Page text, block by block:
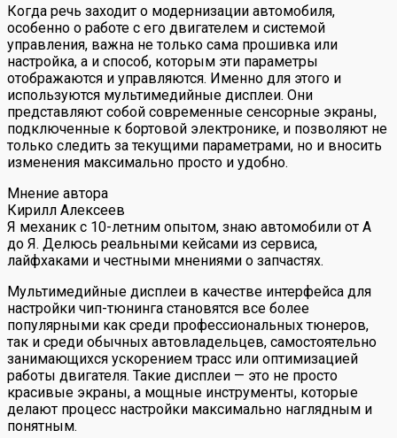
Когда речь заходит о модернизации автомобиля,
особенно о работе с его двигателем и системой
управления, важна не только сама прошивка или
настройка, а и способ, которым эти параметры
отображаются и управляются. Именно для этого и
используются мультимедийные дисплеи. Они
представляют собой современные сенсорные экраны,
подключенные к бортовой электронике, и позволяют не
только следить за текущими параметрами, но и вносить
изменения максимально просто и удобно.
Мнение автора
Кирилл Алексеев
Я механик с 10-летним опытом, знаю автомобили от А
до Я. Делюсь реальными кейсами из сервиса,
лайфхаками и честными мнениями о запчастях.
Мультимедийные дисплеи в качестве интерфейса для
настройки чип-тюнинга становятся все более
популярными как среди профессиональных тюнеров,
так и среди обычных автовладельцев, самостоятельно
занимающихся ускорением трасс или оптимизацией
работы двигателя. Такие дисплеи — это не просто
красивые экраны, а мощные инструменты, которые
делают процесс настройки максимально наглядным и
понятным.